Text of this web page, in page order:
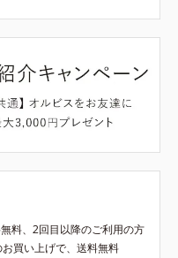
料、2回目以降のご利用の方
買い上げで、送料無料